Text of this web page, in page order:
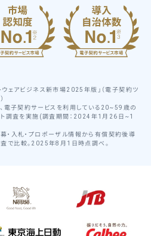
ウェアビジネス新市場2025年版」（電子契約ツ
電子契約サービスを利用している20~59歳の
調査を実施(調査期間：2024年1月26日~1
・入札・プロポーザル情報から有償契約後導
で比較。2025年8月1日時点調べ。